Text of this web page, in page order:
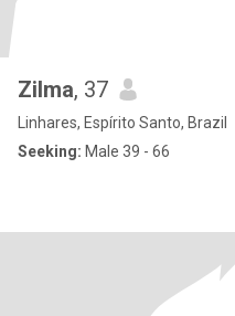
Zilma, 37
Linhares, Espírito Santo, Brazil
Seeking: Male 39 - 66